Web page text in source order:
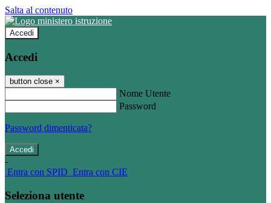
Salta al contenuto
Accedi
Accedi
button close ×
Nome Utente
Password
Password dimenticata?
-
Entra con SPID Entra con CIE
Seleziona utente